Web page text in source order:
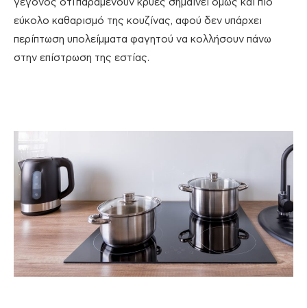
γεγονός ότι παραμένουν κρύες σημαίνει όμως και πιο
εύκολο καθαρισμό της κουζίνας, αφού δεν υπάρχει
περίπτωση υπολείμματα φαγητού να κολλήσουν πάνω
στην επίστρωση της εστίας.